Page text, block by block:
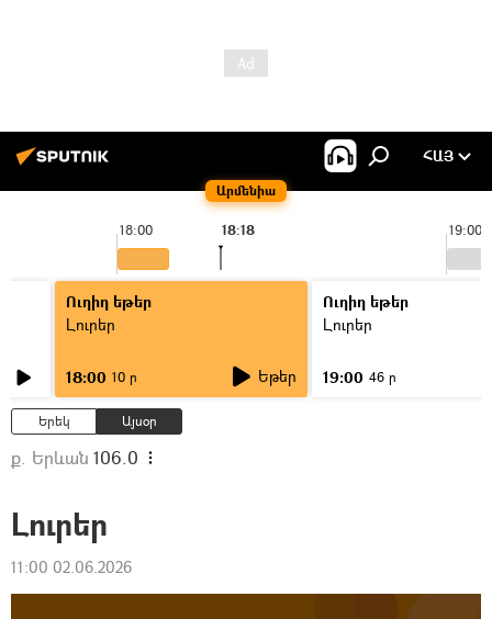
Արմենիա
ՀԱՅ
18:00 19:00
18:18
Ուղիղ եթեր
Լուրեր
18:00 10 ր Եթեր
Ուղիղ եթեր
Լուրեր
19:00 46 ր
Երեկ Այսօր
ք. Երևան 106.0
Լուրեր
11:00 02.06.2026